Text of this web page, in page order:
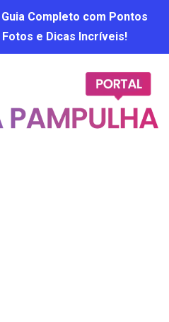
Completo com Pontos
e Dicas Incríveis!